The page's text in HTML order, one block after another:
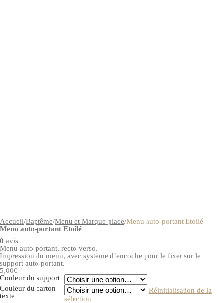
Accueil/Baptême/Menu et Marque-place/Menu auto-portant Etoilé
Menu auto-portant Etoilé
0 avis
Menu auto-portant, recto-verso.
Impression du menu, avec système d’encoche pour le fixer sur le
support auto-portant.
5,00€
Couleur du support
Couleur du carton
texte
Réinitialisation de la
sélection